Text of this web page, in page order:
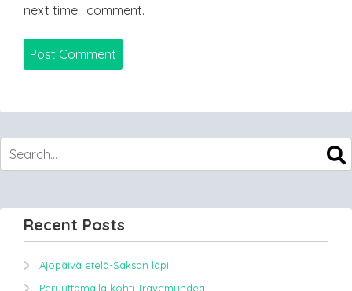
next time I comment.
Recent Posts
Ajopäivä etelä-Saksan läpi
Peruuttamalla kohti Travemündea